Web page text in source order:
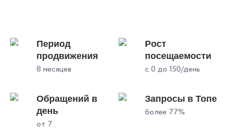
Период
продвижения
8 месяцев
Рост
посещаемости
с 0 до 150/день
Обращений в
день
от 7
Запросы в Топе
более 77%